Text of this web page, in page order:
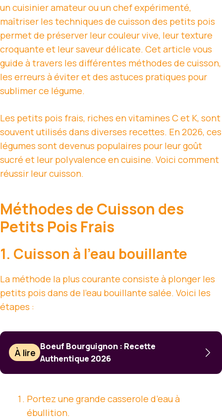
un cuisinier amateur ou un chef expérimenté,
maîtriser les techniques de cuisson des petits pois
permet de préserver leur couleur vive, leur texture
croquante et leur saveur délicate. Cet article vous
guide à travers les différentes méthodes de cuisson,
les erreurs à éviter et des astuces pratiques pour
sublimer ce légume.
Les petits pois frais, riches en vitamines C et K, sont
souvent utilisés dans diverses recettes. En 2026, ces
légumes sont devenus populaires pour leur goût
sucré et leur polyvalence en cuisine. Voici comment
réussir leur cuisson.
Méthodes de Cuisson des
Petits Pois Frais
1. Cuisson à l’eau bouillante
La méthode la plus courante consiste à plonger les
petits pois dans de l’eau bouillante salée. Voici les
étapes :
À lire
Boeuf Bourguignon : Recette
Authentique 2026
Portez une grande casserole d’eau à
ébullition.